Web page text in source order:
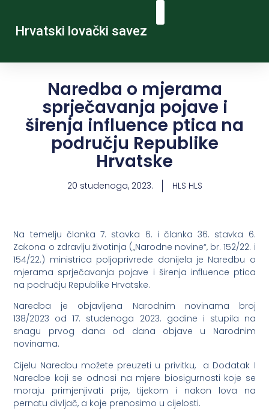
Hrvatski lovački savez
Naredba o mjerama
sprječavanja pojave i
širenja influence ptica na
području Republike
Hrvatske
20 studenoga, 2023. HLS HLS
Na temelju članka 7. stavka 6. i članka 36. stavka 6.
Zakona o zdravlju životinja („Narodne novine“, br. 152/22. i
154/22.) ministrica poljoprivrede donijela je Naredbu o
mjerama sprječavanja pojave i širenja influence ptica
na području Republike Hrvatske.
Naredba je objavljena Narodnim novinama broj
138/2023 od 17. studenoga 2023. godine i stupila na
snagu prvog dana od dana objave u Narodnim
novinama.
Cijelu Naredbu možete preuzeti u privitku, a Dodatak I
Naredbe koji se odnosi na mjere biosigurnosti koje se
moraju primjenjivati prije, tijekom i nakon lova na
pernatu divljač, a koje prenosimo u cijelosti.